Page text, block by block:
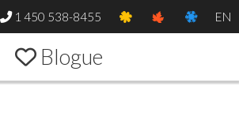
1 450 538-8455 EN
Blogue